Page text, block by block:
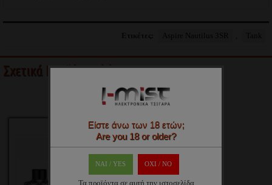
Aspire Nautilus 3SR Tank
Σχετικά Προϊόντα (1)
Είστε άνω των 18 ετών;
Are you 18 or older?
ΝΑΙ / YES OXI / ΝΟ
Τα προϊόντα σε αυτή την ιστοσελίδα